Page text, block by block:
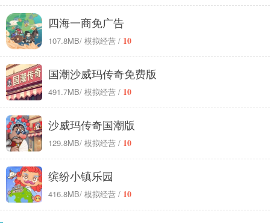
四海一商免广告
107.8MB/ 模拟经营 / 10
国潮沙威玛传奇免费版
491.7MB/ 模拟经营 / 10
沙威玛传奇国潮版
129.8MB/ 模拟经营 / 10
缤纷小镇乐园
416.8MB/ 模拟经营 / 10